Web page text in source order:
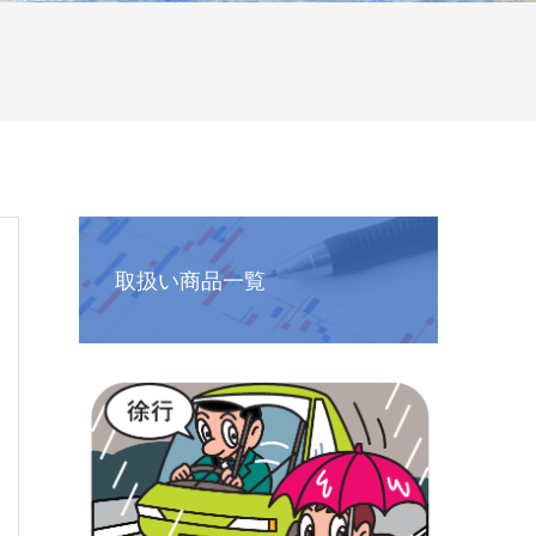
取扱い商品一覧